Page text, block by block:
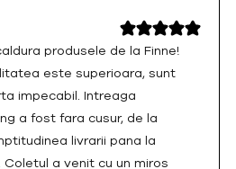
produsele de la Finne!
este superioara, sunt
impecabil. Intreaga
a fost fara cusur, de la
livrarii pana la
a venit cu un miros